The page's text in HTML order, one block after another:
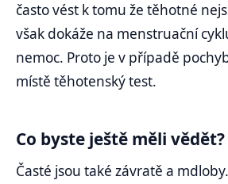
často vést k tomu že těhotné
však dokáže na menstruační
nemoc. Proto je v případě
místě těhotenský test.
Co byste ještě měli vědět?
Časté jsou také závratě a